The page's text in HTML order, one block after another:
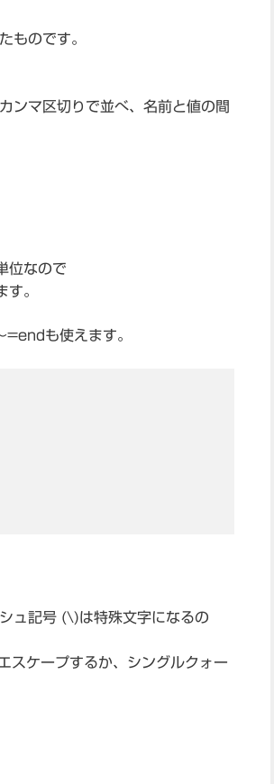
ものです。
ンマ区切りで並べ、名前と値の間
位なので
。
も使えます。
ュ記号 (\)は特殊文字になるの
ケープするか、シングルクォー